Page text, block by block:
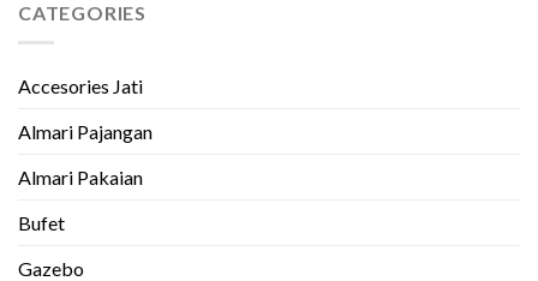
CATEGORIES
Accesories Jati
Almari Pajangan
Almari Pakaian
Bufet
Gazebo